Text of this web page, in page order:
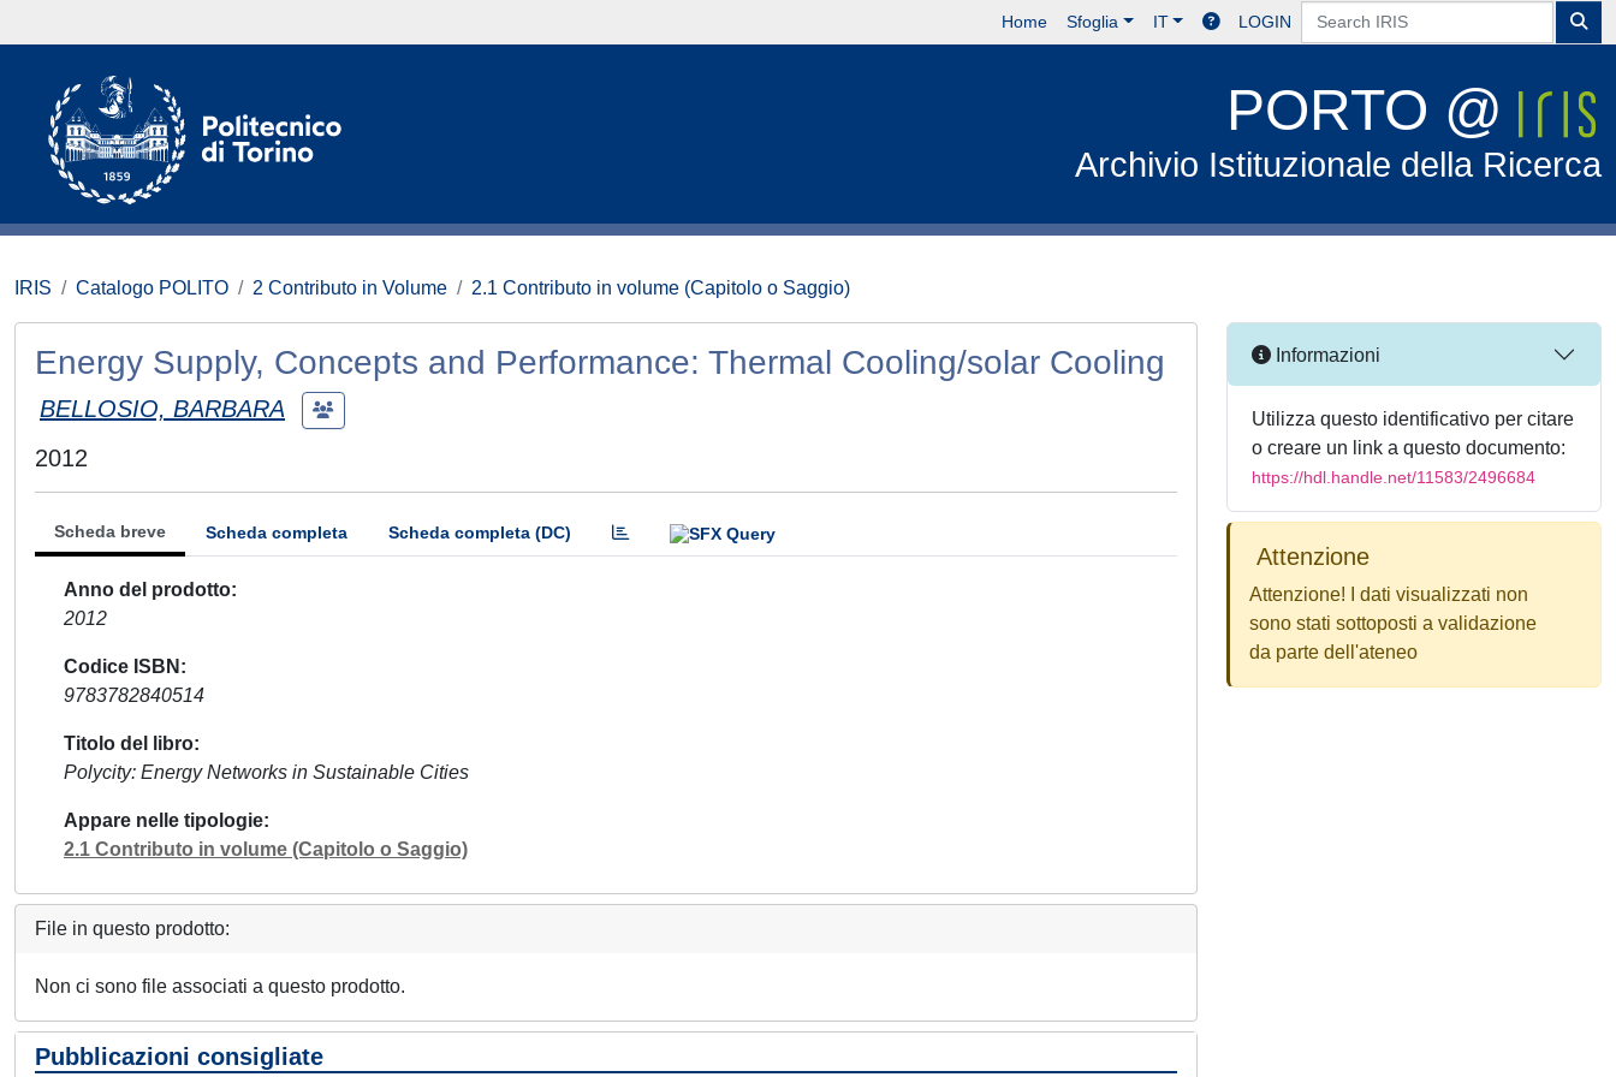
Home Sfoglia IT LOGIN
PORTO @
Archivio Istituzionale della Ricerca
IRIS Catalogo POLITO 2 Contributo in Volume 2.1 Contributo in volume (Capitolo o Saggio)
Energy Supply, Concepts and Performance: Thermal Cooling/solar Cooling
BELLOSIO, BARBARA
2012
Scheda breve Scheda completa Scheda completa (DC)
Anno del prodotto
2012
Codice ISBN
9783782840514
Titolo del libro
Polycity: Energy Networks in Sustainable Cities
Appare nelle tipologie
2.1 Contributo in volume (Capitolo o Saggio)
File in questo prodotto:
Non ci sono file associati a questo prodotto.
Pubblicazioni consigliate
Informazioni
Utilizza questo identificativo per citare
o creare un link a questo documento:
https://hdl.handle.net/11583/2496684
Attenzione
Attenzione! I dati visualizzati non
sono stati sottoposti a validazione
da parte dell'ateneo